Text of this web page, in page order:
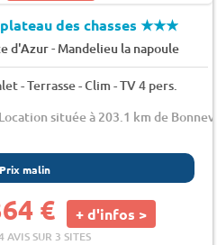
des chasses★★★
d'Azur- Mandelieu la napoule
- Terrasse - Clim - TV 4 pers.
Location située à 203.1 km de
Prix malin
€ + d'infos >
AVIS SUR 3 SITES